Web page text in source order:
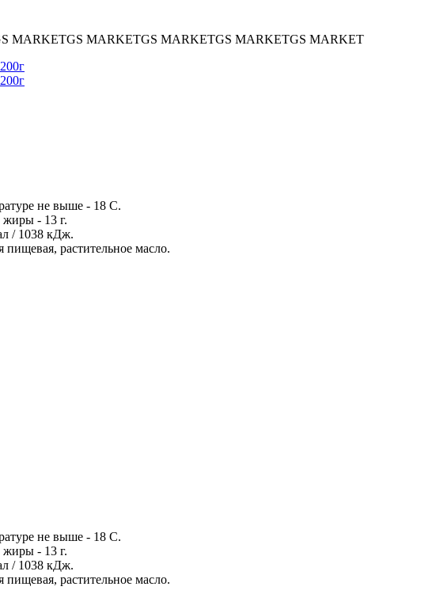
MARKETGS MARKETGS MARKETGS MARKETGS MARKET
не выше - 18 С.
жиры - 13 г.
/ 1038 кДж.
пищевая, растительное масло.
не выше - 18 С.
жиры - 13 г.
/ 1038 кДж.
пищевая, растительное масло.